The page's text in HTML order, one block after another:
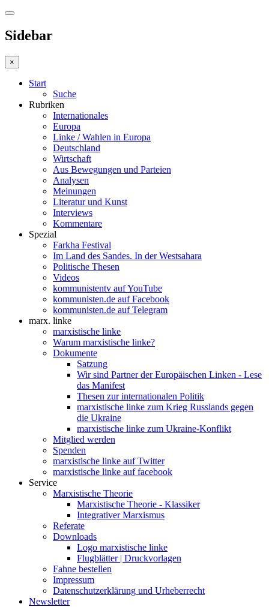
Sidebar
×
Start
Suche
Rubriken
Internationales
Europa
Linke / Wahlen in Europa
Deutschland
Wirtschaft
Aus Bewegungen und Parteien
Analysen
Meinungen
Literatur und Kunst
Interviews
Kommentare
Spezial
Farkha Festival
Im Land des Sandes. In der Westsahara
Politische Thesen
Videos
kommunistentv auf YouTube
kommunisten.de auf Facebook
kommunisten.de auf Telegram
marx. linke
marxistische linke
Warum marxistische linke?
Dokumente
Satzung
Wir sind Partner der Europäischen Linken - Lese
das Manifest
Thesen zur internationalen Politik
marxistische linke zum Krieg Russlands gegen
die Ukraine
marxistische linke zum Ukraine-Konflikt
Mitglied werden
Spenden
marxistische linke auf Twitter
marxistische linke auf facebook
Service
Marxistische Theorie
Marxistische Theorie - Klassiker
Integrativer Marxismus
Referate
Downloads
Logo marxistische linke
Flugblätter | Druckvorlagen
Fahne bestellen
Impressum
Datenschutzerklärung und Urheberrecht
Newsletter